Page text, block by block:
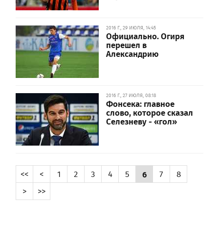
2016 Г., 29 ИЮЛЯ, 14:45
Официально. Огиря
перешел в
Александрию
2016 Г., 27 ИЮЛЯ, 08:18
Фонсека: главное
слово, которое сказал
Селезневу - «гол»
<< < 1 2 3 4 5 6 7
8
>
>>